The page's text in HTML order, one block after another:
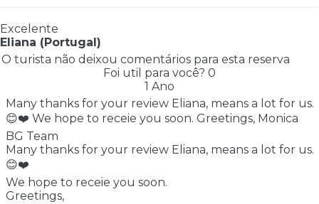
Excelente
Eliana (Portugal)
O turista não deixou comentários para esta reserva
Foi util para você? 0
1 Ano
Many thanks for your review Eliana, means a lot for us.
😊❤️ We hope to receie you soon. Greetings, Monica
BG Team
Many thanks for your review Eliana, means a lot for us.
😊❤️
We hope to receie you soon.
Greetings,